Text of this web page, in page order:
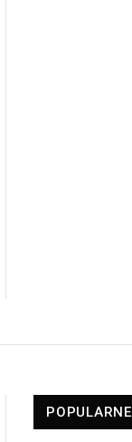
POPULARNE